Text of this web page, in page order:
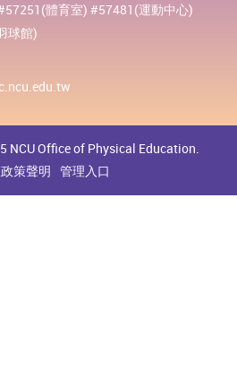
體育室) #57481(運動中心)
球館)
NCU Office of Physical Education.
策聲明 管理入口